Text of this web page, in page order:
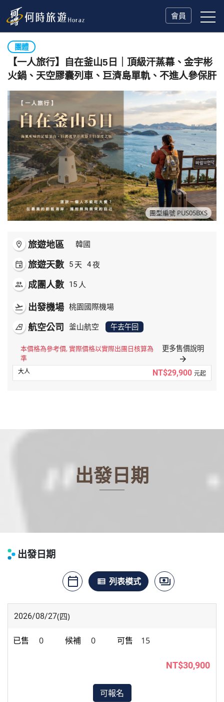
會員
團體
【一人旅行】自在釜山5日｜頂級汗蒸幕、金宇彬
火鍋、天空膠囊列車、巨濟島單軌、不進人參保肝
團型編號 PUS05BXS
room 旅遊地區 韓國
event 旅遊天數 5 天 4夜
people 成團人數 15 人
flight_takeoff 出發機場 桃園國際機場
airlines 航空公司 釜山航空 午去午回
本價格為參考價, 實際價格以實際出團日核算為
準
更多售價說明
arrow_forward
NT$29,900 元起
出發日期
出發日期
calendar_today
月曆模式
view_list
列表模式 payments
價格模式
2026/08/27(四)
0 0 15
NT$30,900
可報名